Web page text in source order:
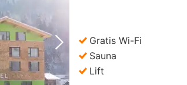
Volgende foto
Gratis Wi-Fi
Sauna
Lift